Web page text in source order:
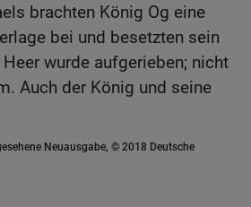
brachten König Og eine
bei und besetzten sein
wurde aufgerieben; nicht
Auch der König und seine
Neuausgabe, © 2018 Deutsche